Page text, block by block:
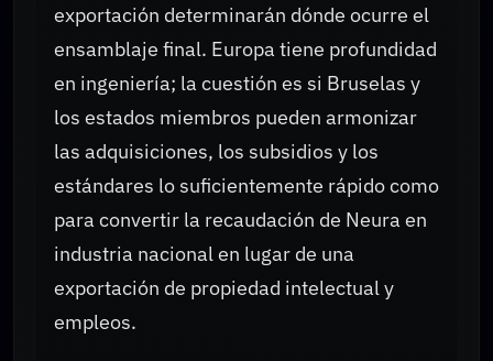
exportación determinarán dónde ocurre el
ensamblaje final. Europa tiene profundidad
en ingeniería; la cuestión es si Bruselas y
los estados miembros pueden armonizar
las adquisiciones, los subsidios y los
estándares lo suficientemente rápido como
para convertir la recaudación de Neura en
industria nacional en lugar de una
exportación de propiedad intelectual y
empleos.